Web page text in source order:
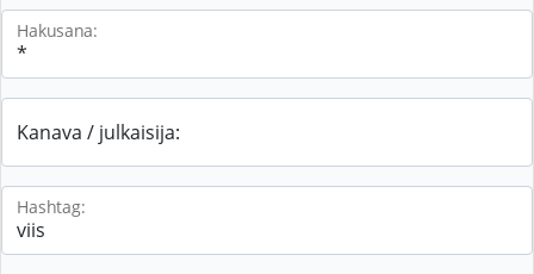
Hakusana:
Kanava / julkaisija:
Hashtag: